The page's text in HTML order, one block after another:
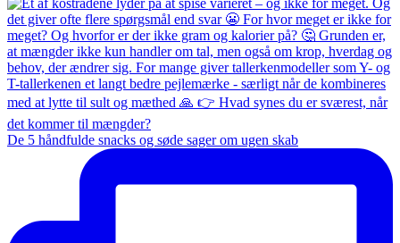
De 5 håndfulde snacks og søde sager om ugen skab